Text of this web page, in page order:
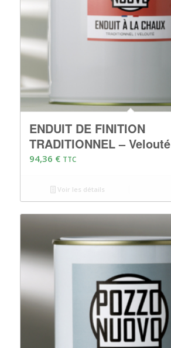
ENDUIT DE FINITION
TRADITIONNEL – Velouté
94,36 € TTC
Voir les détails